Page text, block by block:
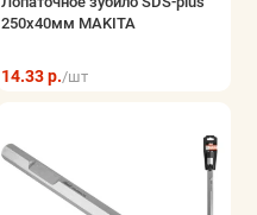
250х40мм MAKITA
14.33 р./шт